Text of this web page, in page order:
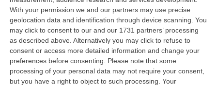
With your permission we and our partners may use precise
geolocation data and identification through device scanning. You
may click to consent to our and our 1731 partners’ processing
as described above. Alternatively you may click to refuse to
consent or access more detailed information and change your
preferences before consenting. Please note that some
processing of your personal data may not require your consent,
but you have a right to object to such processing. Your
Ciclovia Dei Parchi Della Calabria: Al Via La Messa In Sicurezza
Del Tratto Fabrizia – Serra San Bruno
“SERRA SAN BRUNO Partono i lavori di riqualificazione e miglioramento
della sicurezza lungo la Ciclovia dei Parchi della Calabria, concentra…
05 Agosto, 21:56
Tari, Senese: «Rendere Efficiente Il Sistema Per Ridurre I Costi